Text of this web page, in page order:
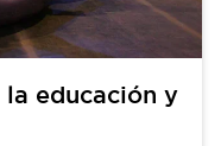
educación y